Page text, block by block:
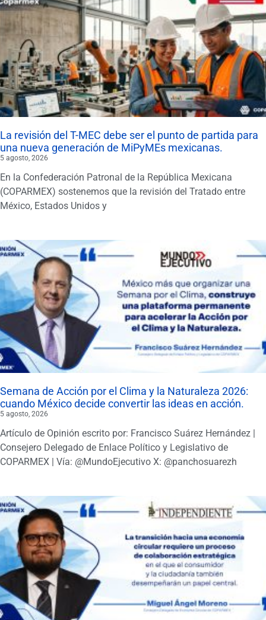
La revisión del T-MEC debe ser el punto de partida para
una nueva generación de MiPyMEs mexicanas.
5 agosto, 2026
En la Confederación Patronal de la República Mexicana
(COPARMEX) sostenemos que la revisión del Tratado entre
México, Estados Unidos y
Semana de Acción por el Clima y la Naturaleza 2026:
cuando México decide convertir las ideas en acción.
5 agosto, 2026
Artículo de Opinión escrito por: Francisco Suárez Hernández |
Consejero Delegado de Enlace Político y Legislativo de
COPARMEX | Vía: @MundoEjecutivo X: @panchosuarezh